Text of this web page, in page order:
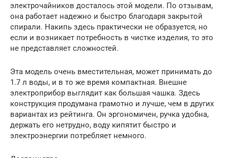
электрочайников досталось этой модели. По отзывам,
она работает надежно и быстро благодаря закрытой
спирали. Накипь здесь практически не образуется, но
если и возникает потребность в чистке изделия, то это
не представляет сложностей.
Эта модель очень вместительная, может принимать до
1.7 л воды, и в то же время компактная. Внешне
электроприбор выглядит как большая чашка. Здесь
конструкция продумана грамотно и лучше, чем в других
вариантах из рейтинга. Он эргономичен, ручка удобна,
держать его нетрудно, воду кипятит быстро и
электроэнергии потребляет немного.